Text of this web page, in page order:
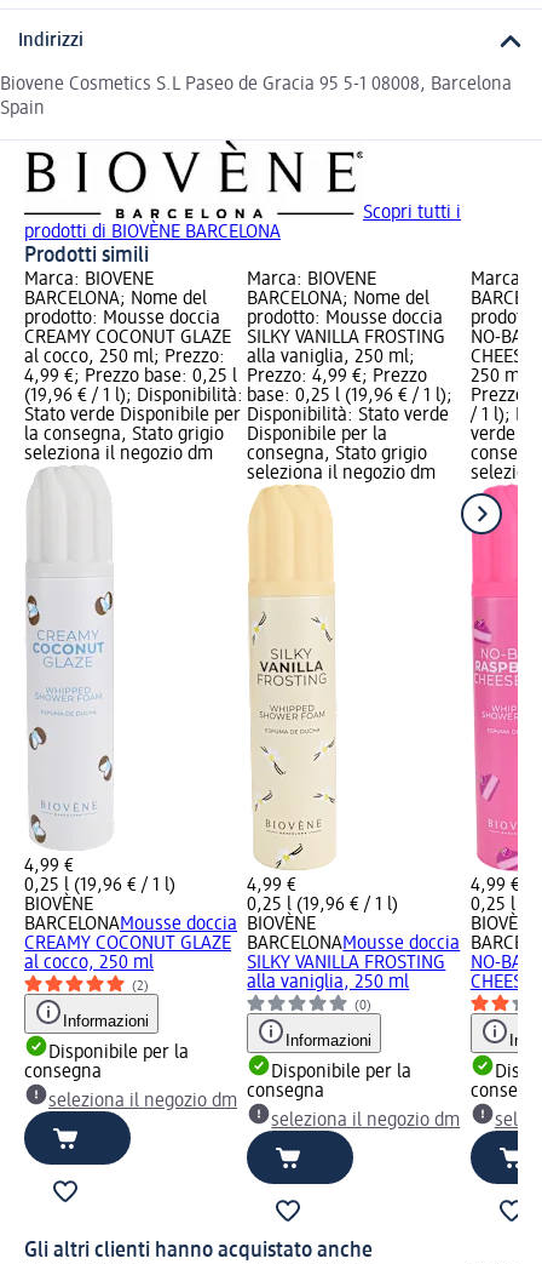
Indirizzi
Biovene Cosmetics S.L Paseo de Gracia 95 5-1 08008, Barcelona
Spain
Scopri tutti i
prodotti di BIOVÈNE BARCELONA
Prodotti simili
Marca: BIOVÈNE
BARCELONA; Nome del
prodotto: Mousse doccia
CREAMY COCONUT GLAZE
al cocco, 250 ml; Prezzo:
4,99 €; Prezzo base: 0,25 l
(19,96 € / 1 l); Disponibilità:
Stato verde Disponibile per
la consegna, Stato grigio
seleziona il negozio dm
4,99 €
0,25 l (19,96 € / 1 l)
BIOVÈNE
BARCELONAMousse doccia
CREAMY COCONUT GLAZE
al cocco, 250 ml
(2)
Informazioni
Disponibile per la
consegna
seleziona il negozio dm
Marca: BIOVÈNE
BARCELONA; Nome del
prodotto: Mousse doccia
SILKY VANILLA FROSTING
alla vaniglia, 250 ml;
Prezzo: 4,99 €; Prezzo
base: 0,25 l (19,96 € / 1 l);
Disponibilità: Stato verde
Disponibile per la
consegna, Stato grigio
seleziona il negozio dm
4,99 €
0,25 l (19,96 € / 1 l)
BIOVÈNE
BARCELONAMousse doccia
SILKY VANILLA FROSTING
alla vaniglia, 250 ml
(0)
Informazioni
Disponibile per la
consegna
seleziona il negozio dm
Marca:
NO-
250 ml;
Prezzo
/ 1 l);
verde
4,99 €
0,25 l
BIOVÈNE
NO-
Gli altri clienti hanno acquistato anche